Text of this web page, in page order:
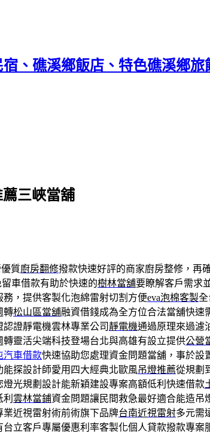
、礁溪鄉飯店、特色礁溪鄉
三峽當舖
質廚房翻修撥款快速好評的商家廚房整修，再
車借款有助於快速的樹林當舖要瞭解客戶需求
，提供客製化泡綿雷射切割方便eva泡棉客製全
轉松山區當舖融資借錢成為全方位合法當舖快速
證靜電機雲林專業公司靜電機通過原理來過濾
轉靈活尖端科技登場台北與高雄有設立提供公營
汽車借款快速協助您處理資金問題當舖，事於設
探設計師愛用四大經典北歐風吊燈推薦從規劃
燈光規劃設計能新穎建設專案高額低利快速借款
雲林當鋪資金問題讓民間救急最好適合能造吊
近視雷射術前術旗下品牌台南近視雷射多元需
台立客戶專屬優惠利率客製化個人貸款撥款專案